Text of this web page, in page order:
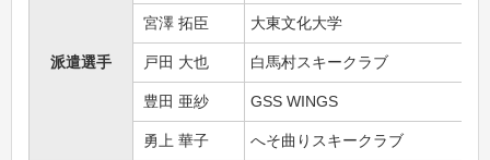
派遣選手
宮澤 拓臣 大東文化大学
戸田 大也 白馬村スキークラブ
豊田 亜紗 GSS WINGS
勇上 華子 へそ曲りスキークラブ